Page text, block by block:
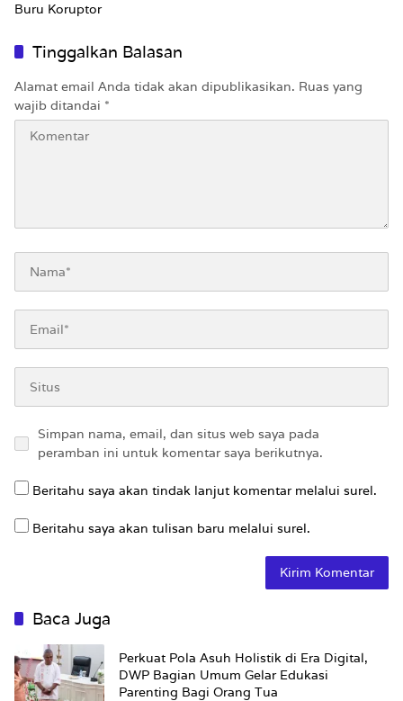
Buru Koruptor
Tinggalkan Balasan
Alamat email Anda tidak akan dipublikasikan. Ruas yang
wajib ditandai *
Simpan nama, email, dan situs web saya pada
peramban ini untuk komentar saya berikutnya.
Beritahu saya akan tindak lanjut komentar melalui surel.
Beritahu saya akan tulisan baru melalui surel.
Baca Juga
Perkuat Pola Asuh Holistik di Era Digital,
DWP Bagian Umum Gelar Edukasi
Parenting Bagi Orang Tua